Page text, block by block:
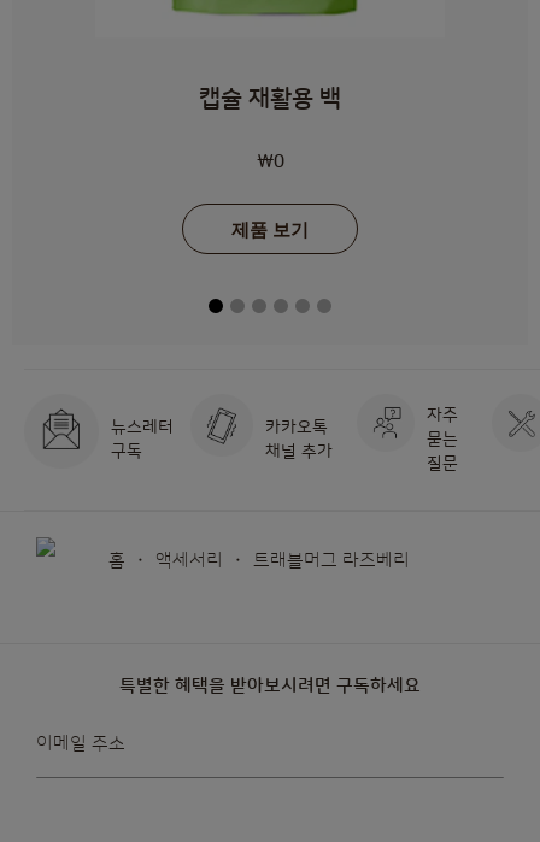
캡슐 재활용 백
₩0
제품 보기
뉴스레터
구독
카카오톡
채널 추가
자주
묻는
질문
홈 액세서리 트래블머그 라즈베리
특별한 혜택을 받아보시려면 구독하세요
뉴스레터를
받아보겠습니다:
이메일 주소